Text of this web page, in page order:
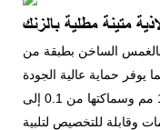
متينة مطلية بالزنك
بالغمس الساخن بطبقة من
كثافتها بين 30 و275 غ/م²، مما يوفر حماية عالية الجودة
ضد التآكل. يبلغ عرضها من 600 إلى 1500 مم وسماكتها من 0.1 إلى
وقابلة للتخصيص لتلبية